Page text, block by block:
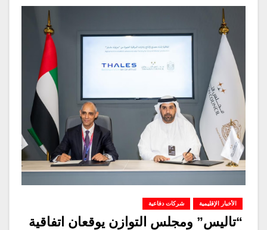
الأخبار الإقليمية شركات دفاعية
“تاليس” ومجلس التوازن يوقعان اتفاقية